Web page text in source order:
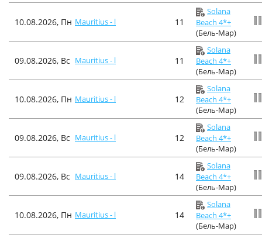
10.08.2026, Пн Mauritius - l 11
Solana
Beach 4*+
(Бель-Мар)
09.08.2026, Вс Mauritius - l 11
Solana
Beach 4*+
(Бель-Мар)
10.08.2026, Пн Mauritius - l 12
Solana
Beach 4*+
(Бель-Мар)
09.08.2026, Вс Mauritius - l 12
Solana
Beach 4*+
(Бель-Мар)
09.08.2026, Вс Mauritius - l 14
Solana
Beach 4*+
(Бель-Мар)
10.08.2026, Пн Mauritius - l 14
Solana
Beach 4*+
(Бель-Мар)